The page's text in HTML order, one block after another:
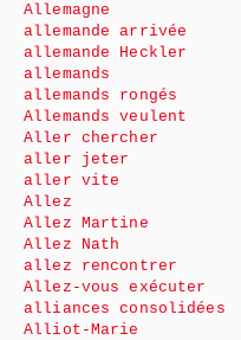
Allemagne
allemande arrivée
allemande Heckler
allemands
allemands rongés
Allemands veulent
Aller chercher
aller jeter
aller vite
Allez
Allez Martine
Allez Nath
allez rencontrer
Allez-vous exécuter
alliances consolidées
Alliot-Marie